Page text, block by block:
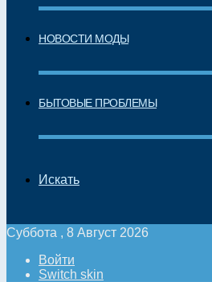
НОВОСТИ МОДЫ
БЫТОВЫЕ ПРОБЛЕМЫ
Искать
Суббота , 8 Август 2026
Войти
Switch skin